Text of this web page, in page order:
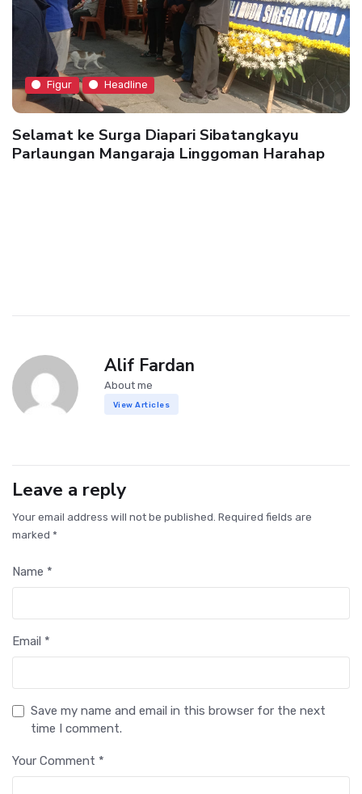
Figur Headline
Selamat ke Surga Diapari Sibatangkayu
Parlaungan Mangaraja Linggoman Harahap
Alif Fardan
About me
View Articles
Leave a reply
Your email address will not be published. Required fields are
marked *
Name *
Email *
Save my name and email in this browser for the next
time I comment.
Your Comment *